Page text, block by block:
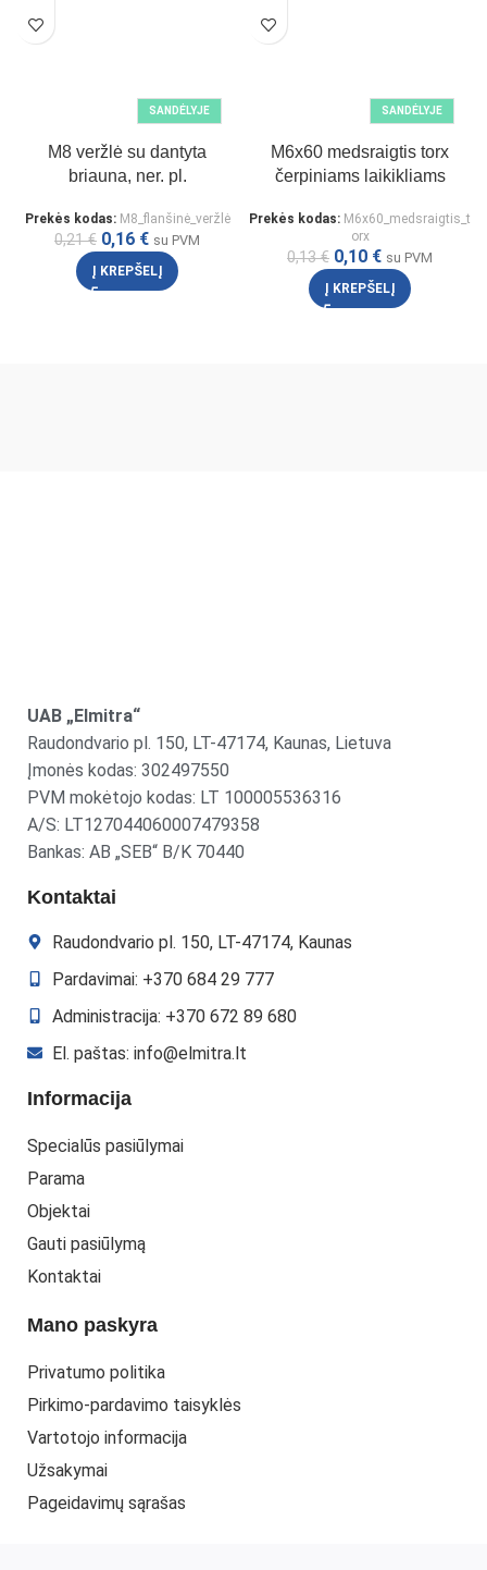
SANDĖLYJE
M8 veržlė su dantyta
briauna, ner. pl.
Prekės kodas: M8_flanšinė_veržlė
0,21€ 0,16 € su PVM
Į KREPŠELĮ
SANDĖLYJE
M6x60 medsraigtis torx
čerpiniams laikikliams
Prekės kodas: M6x60_medsraigtis_t
orx
0,13€ 0,10 € su PVM
Į KREPŠELĮ
UAB „Elmitra“
Raudondvario pl. 150, LT-47174, Kaunas, Lietuva
Įmonės kodas: 302497550
PVM mokėtojo kodas: LT 100005536316
A/S: LT127044060007479358
Bankas: AB „SEB“ B/K 70440
Kontaktai
Raudondvario pl. 150, LT-47174, Kaunas
Pardavimai: +370 684 29 777
Administracija: +370 672 89 680
El. paštas: info@elmitra.lt
Informacija
Specialūs pasiūlymai
Parama
Objektai
Gauti pasiūlymą
Kontaktai
Mano paskyra
Privatumo politika
Pirkimo-pardavimo taisyklės
Vartotojo informacija
Užsakymai
Pageidavimų sąrašas